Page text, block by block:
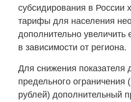
субсидирования в России
тарифы для населения
дополнительно
в зависимости от региона.
Для снижения показателя
предельного ограничения
рублей) дополнительный